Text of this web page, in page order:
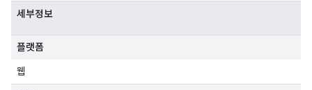
세부정보
플랫폼
웹